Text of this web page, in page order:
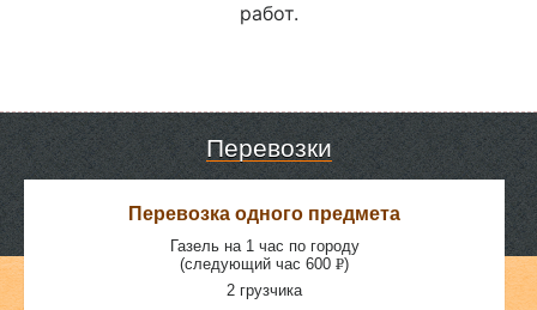
работ.
Перевозки
Перевозка одного предмета
Газель на 1 час по городу
(следующий час 600P)
2 грузчика